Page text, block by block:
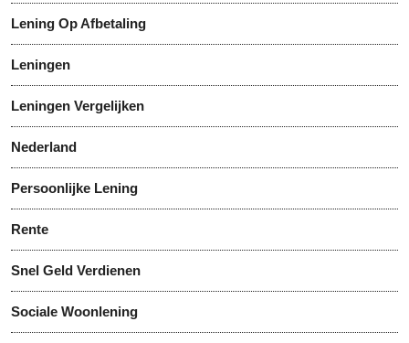
Lening Op Afbetaling
Leningen
Leningen Vergelijken
Nederland
Persoonlijke Lening
Rente
Snel Geld Verdienen
Sociale Woonlening